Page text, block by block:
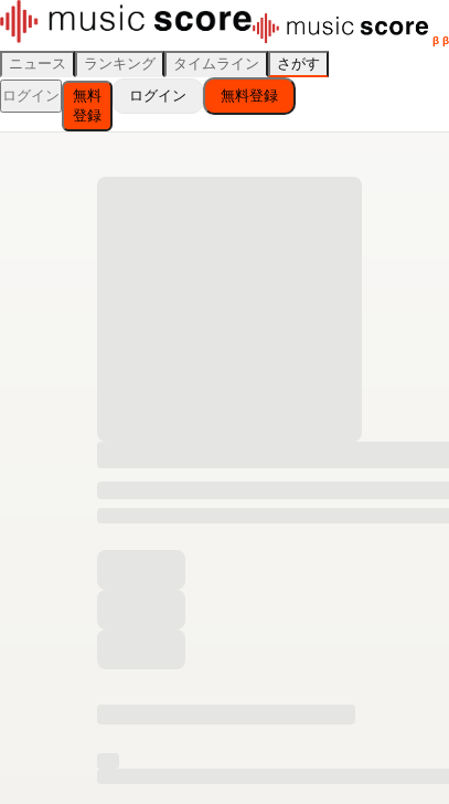
β β
ニュース ランキング タイムライン
さがす
ログイン
無料
登録
ログイン 無料登録